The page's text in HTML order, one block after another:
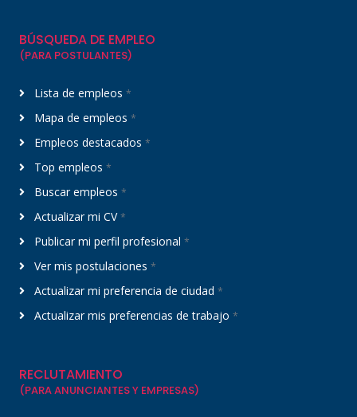
BÚSQUEDA DE EMPLEO
(PARA POSTULANTES)
Lista de empleos *
Mapa de empleos *
Empleos destacados *
Top empleos *
Buscar empleos *
Actualizar mi CV*
Publicar mi perfil profesional *
Ver mis postulaciones *
Actualizar mi preferencia de ciudad *
Actualizar mis preferencias de trabajo *
RECLUTAMIENTO
(PARA ANUNCIANTES Y EMPRESAS)